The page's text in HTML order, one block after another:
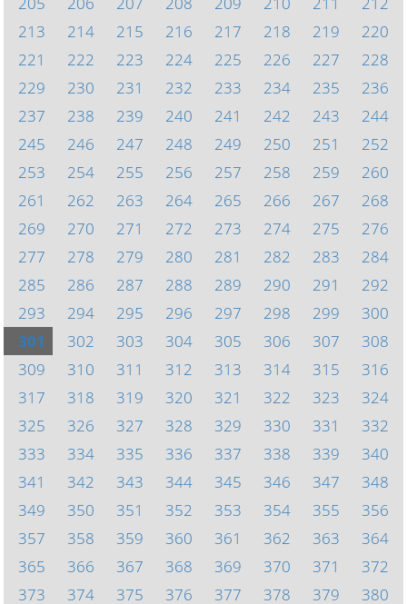
213
214 215 216 217 218 219
220
221
222 223 224 225 226 227
228
229
230 231 232 233 234 235
236
237
238 239 240 241 242 243
244
245
246 247 248 249 250 251
252
253
254 255 256 257 258 259
260
261
262 263 264 265 266 267
268
269
270 271 272 273 274 275
276
277
278 279 280 281 282 283
284
285
286 287 288 289 290 291
292
293
294 295 296 297 298 299
300
301
302 303 304 305 306 307
308
309
310 311 312 313 314 315
316
317
318 319 320 321 322 323
324
325
326 327 328 329 330 331
332
333
334 335 336 337 338 339
340
341
342 343 344 345 346 347
348
349
350 351 352 353 354 355
356
357
358 359 360 361 362 363
364
365
366 367 368 369 370 371
372
373
374 375 376 377 378 379 380